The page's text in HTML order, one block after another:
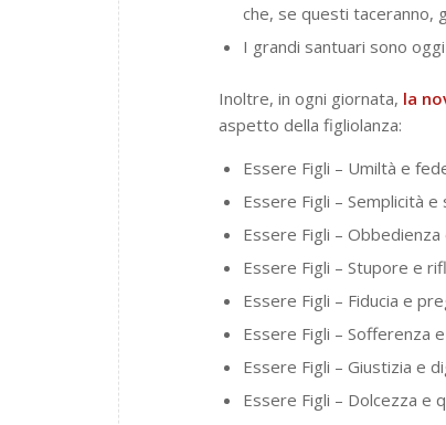
che, se questi taceranno,
I grandi santuari sono
Inoltre, in ogni giornata, la
aspetto della figliolanza:
Essere Figli – Umiltà e
Essere Figli – Semplicità e
Essere Figli –
Essere Figli – Stupore e
Essere Figli – Fiducia e
Essere Figli – Sofferenza
Essere Figli – Giustizia e
Essere Figli – Dolcezza e